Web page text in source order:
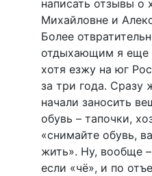
написать отзывы о
Михайловне и
Более
отдыхающим я еще
хотя езжу на юг
за три года. Сразу
начали заносить
обувь – тапочки,
«снимайте обувь,
жить». Ну, вообще
если «чё», и по